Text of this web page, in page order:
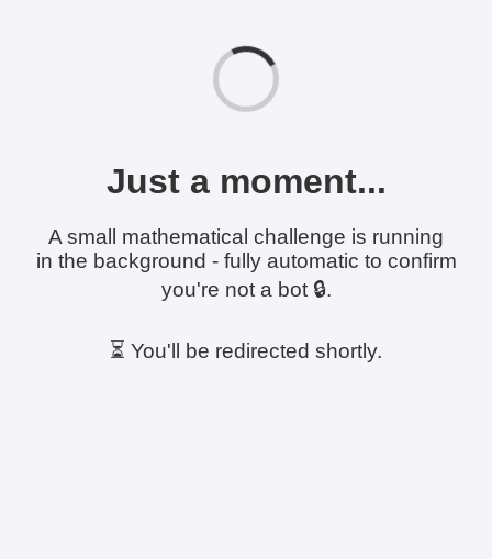
Just a moment...
A small mathematical challenge is running
in the background - fully automatic to confirm
you're not a bot 🔒.
⏳ You'll be redirected shortly.